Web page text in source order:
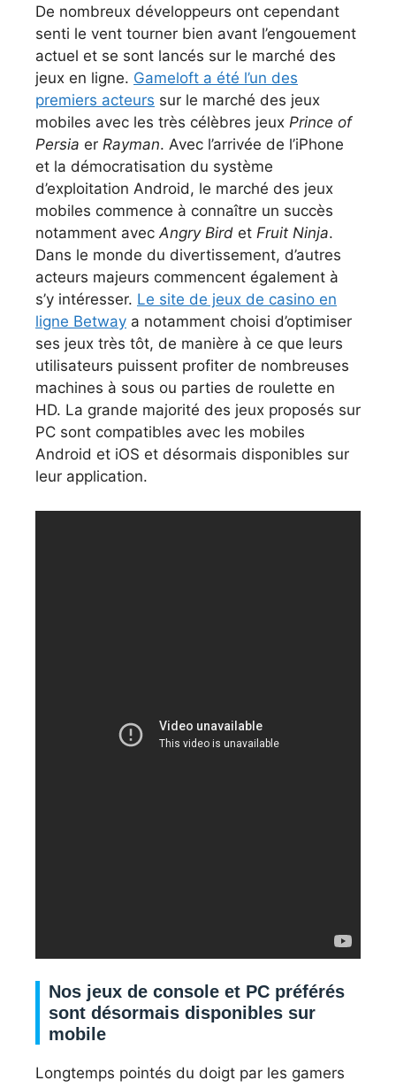
De nombreux développeurs ont cependant
senti le vent tourner bien avant l’engouement
actuel et se sont lancés sur le marché des
jeux en ligne. Gameloft a été l’un des
premiers acteurs sur le marché des jeux
mobiles avec les très célèbres jeux Prince of
Persia er Rayman. Avec l’arrivée de l’iPhone
et la démocratisation du système
d’exploitation Android, le marché des jeux
mobiles commence à connaître un succès
notamment avec Angry Bird et Fruit Ninja.
Dans le monde du divertissement, d’autres
acteurs majeurs commencent également à
s’y intéresser. Le site de jeux de casino en
ligne Betway a notamment choisi d’optimiser
ses jeux très tôt, de manière à ce que leurs
utilisateurs puissent profiter de nombreuses
machines à sous ou parties de roulette en
HD. La grande majorité des jeux proposés sur
PC sont compatibles avec les mobiles
Android et iOS et désormais disponibles sur
leur application.
Nos jeux de console et PC préférés
sont désormais disponibles sur
mobile
Longtemps pointés du doigt par les gamers